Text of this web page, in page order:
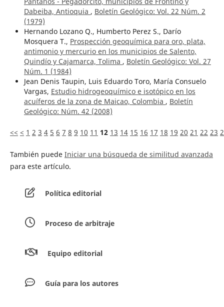
Dabeiba, Antioquia , Boletín Geológico: Vol. 22 Núm. 2
(1979)
Hernando Lozano Q., Humberto Perez S., Darío
Mosquera T., Prospección geoquímica para oro, plata,
antimonio y mercurio en los municipios de Salento,
Quindío y Cajamarca, Tolima , Boletín Geológico: Vol. 27
Núm. 1 (1984)
Jean Denis Taupin, Luis Eduardo Toro, María Consuelo
Vargas, Estudio hidrogeoquímico e isotópico en los
acuíferos de la zona de Maicao, Colombia , Boletín
Geológico: Núm. 42 (2008)
<< < 1 2 3 4 5 6 7 8 9 10 11 12 13 14 15 16 17 18 19 20 21 22 23
También puede Iniciar una búsqueda de similitud avanzada
para este artículo.
Política editorial
Proceso de arbitraje
Equipo editorial
Guía para los autores